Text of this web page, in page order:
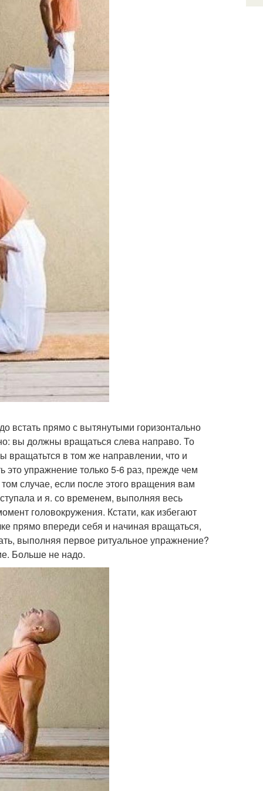
встать прямо с вытянутыми горизонтально
вы должны вращаться слева направо. То
вращатьтся в том же направлении, что и
это упражнение только 5-6 раз, прежде чем
случае, если после этого вращения вам
и я. со временем, выполняя весь
головокружения. Кстати, как избегают
прямо впереди себя и начиная вращаться,
выполняя первое ритуальное упражнение?
Больше не надо.